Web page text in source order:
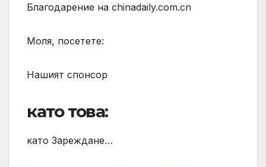
Благодарение на chinadaily.com.cn
Моля, посетете:
Нашият спонсор
като това:
като Зареждане…